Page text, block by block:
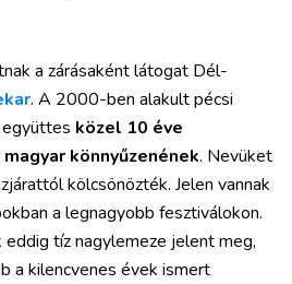
a zárásaként látogat Dél-
. A 2000-ben alakult pécsi
közel 10 éve
könnyűzenének. Nevüket
kölcsönözték. Jelen vannak
a legnagyobb fesztiválokon.
eddig tíz nagylemeze jelent meg,
a kilencvenes évek ismert